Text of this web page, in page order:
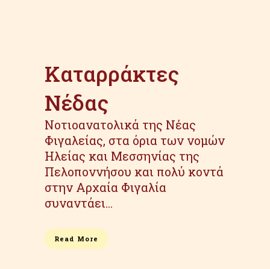
Καταρράκτες
Νέδας
Νοτιοανατολικά της Νέας
Φιγαλείας, στα όρια των νομών
Ηλείας και Μεσσηνίας της
Πελοποννήσου και πολύ κοντά
στην Αρχαία Φιγαλία
συναντάει...
Read More